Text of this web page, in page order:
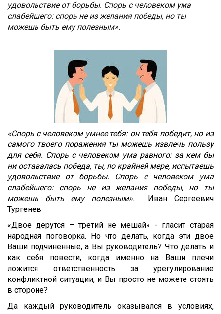
удовольствие от борьбы. Спорь с человеком ума
слабейшего: спорь не из желания победы, но ты
можешь быть ему полезным».
«Спорь с человеком умнее тебя: он тебя победит, но из
самого твоего поражения ты можешь извлечь пользу
для себя. Спорь с человеком ума равного: за кем бы
ни оставалась победа, ты, по крайней мере, испытаешь
удовольствие от борьбы. Спорь с человеком ума
слабейшего: спорь не из желания победы, но ты
можешь быть ему полезным». Иван Сергеевич
Тургенев
«Двое дерутся – третий не мешай» - гласит старая
народная поговорка. Но что делать, когда эти двое
Ваши подчиненные, а Вы руководитель? Что делать и
как себя повести, когда именно на Ваши плечи
ложится ответственность за урегулирование
конфликтной ситуации, и Вы просто не можете стоять
в стороне?
Да каждый руководитель оказывался в условиях,